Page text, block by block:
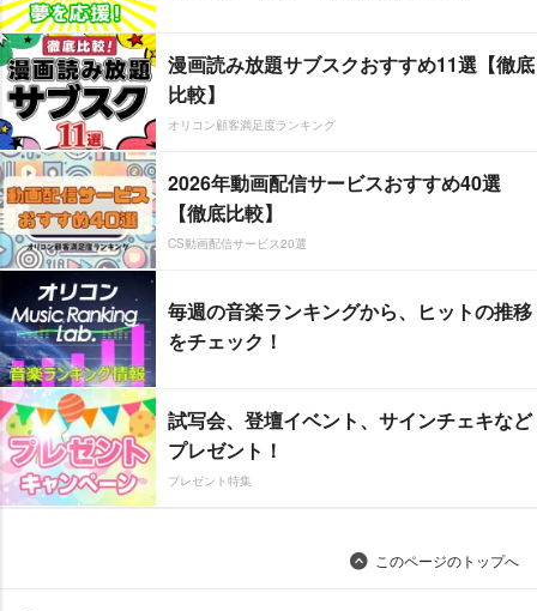
漫画読み放題サブスクおすすめ11選【徹底
比較】
オリコン顧客満足度ランキング
2026年動画配信サービスおすすめ40選
【徹底比較】
CS動画配信サービス20選
毎週の音楽ランキングから、ヒットの推移
をチェック！
試写会、登壇イベント、サインチェキなど
プレゼント！
プレゼント特集
このページのトップへ